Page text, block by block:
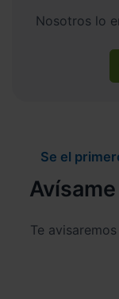
Nosotros lo
Se el
Te